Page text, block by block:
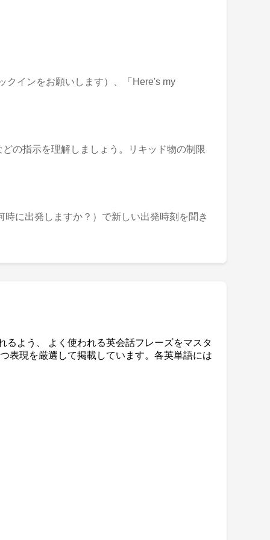
インをお願いします）、「Here's my
の指示を理解しましょう。リキッド物の制限
に出発しますか？）で新しい出発時刻を聞き
よう、 よく使われる英会話フレーズをマスタ
表現を厳選して掲載しています。各英単語には